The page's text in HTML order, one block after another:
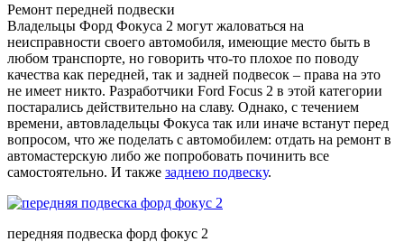
Ремонт передней подвески
Владельцы Форд Фокуса 2 могут жаловаться на
неисправности своего автомобиля, имеющие место быть в
любом транспорте, но говорить что-то плохое по поводу
качества как передней, так и задней подвесок – права на это
не имеет никто. Разработчики Ford Focus 2 в этой категории
постарались действительно на славу. Однако, с течением
времени, автовладельцы Фокуса так или иначе встанут перед
вопросом, что же поделать с автомобилем: отдать на ремонт в
автомастерскую либо же попробовать починить все
самостоятельно. И также заднею подвеску.
передняя подвеска форд фокус 2